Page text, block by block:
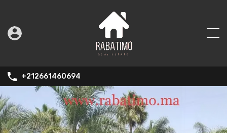
+212661460694